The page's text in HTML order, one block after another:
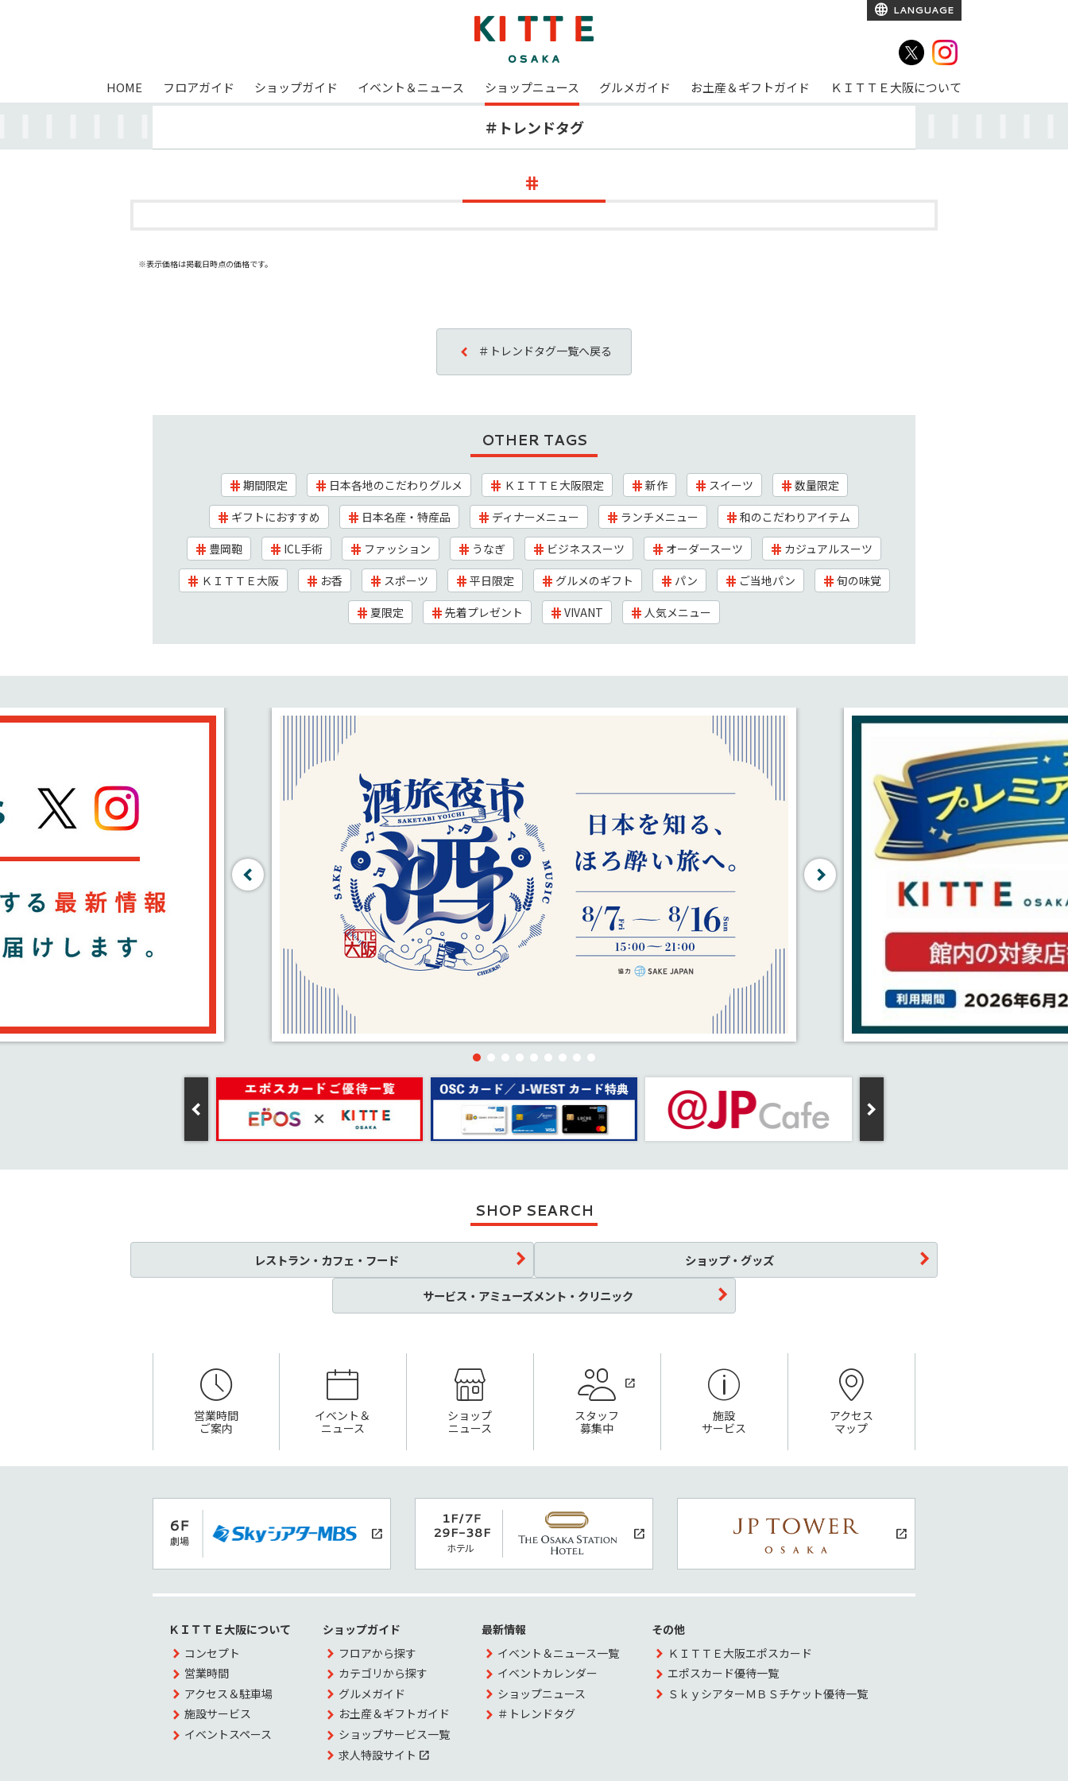
LANGUAGE
HOME フロアガイド ショップガイド イベント＆ニュース ショップニュース グルメガイド お土産＆ギフトガイド ＫＩＴＴＥ大阪について
＃トレンドタグ
※表示価格は掲載日時点の価格です。
＃トレンドタグ一覧へ戻る
OTHER TAGS
期間限定 日本各地のこだわりグルメ ＫＩＴＴＥ大阪限定 新作 スイーツ
数量限定
ギフトにおすすめ
日本名産・特産品 ディナーメニュー ランチメニュー
和のこだわりアイテム
豊岡鞄
ICL手術 ファッション うなぎ ビジネススーツ オーダースーツ
カジュアルスーツ
ＫＩＴＴＥ大阪
お香 スポーツ 平日限定 グルメのギフト パン ご当地パン
旬の味覚
夏限定
先着プレゼント VIVANT 人気メニュー
SHOP SEARCH
レストラン・カフェ・フード ショップ・グッズ
サービス・アミューズメント・クリニック
営業時間
ご案内
イベント＆
ニュース
ショップ
ニュース
スタッフ
募集中
施設
サービス
アクセス
マップ
ＫＩＴＴＥ大阪について
コンセプト
営業時間
アクセス＆駐車場
施設サービス
イベントスペース
ショップガイド
フロアから探す
カテゴリから探す
グルメガイド
お土産＆ギフトガイド
ショップサービス一覧
求人特設サイト
最新情報
イベント＆ニュース一覧
イベントカレンダー
ショップニュース
＃トレンドタグ
その他
ＫＩＴＴＥ大阪エポスカード
エポスカード優待一覧
ＳｋｙシアターＭＢＳチケット優待一覧